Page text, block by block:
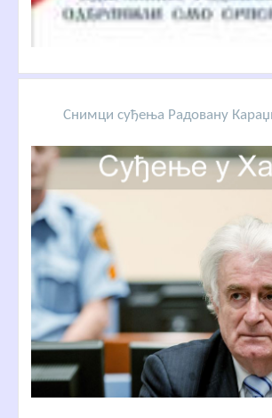
Снимци суђења Радовану